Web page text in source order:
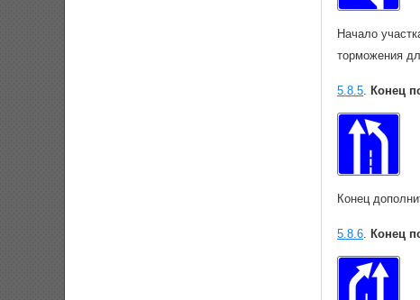
Начало
торможения
5.8.5. Конец
Конец
5.8.6. Конец